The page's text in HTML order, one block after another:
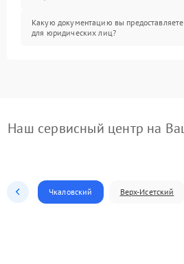
Какую документацию вы предоставляете
для юридических лиц?
Наш сервисный центр на
Чкаловский Верх-Исетский